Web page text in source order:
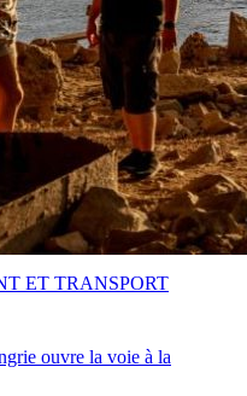
ouvre la voie à la
ET TRANSPORT